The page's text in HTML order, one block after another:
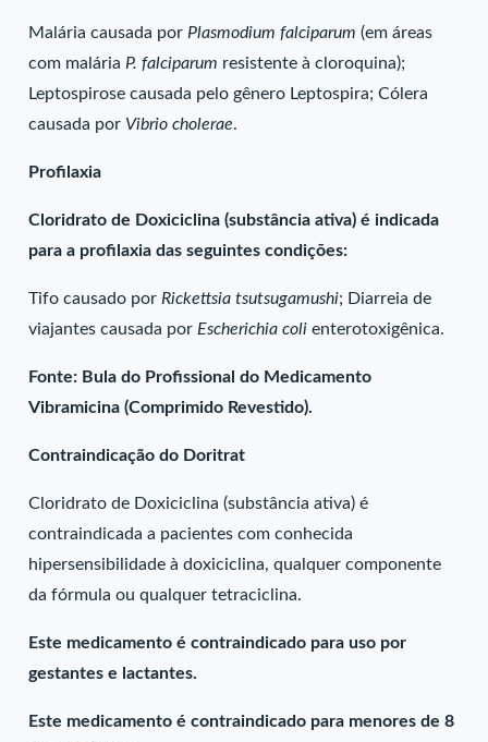
Malária causada por Plasmodium falciparum (em áreas
com malária P. falciparum resistente à cloroquina);
Leptospirose causada pelo gênero Leptospira; Cólera
causada por Vibrio cholerae.
Profilaxia
Cloridrato de Doxiciclina (substância ativa) é indicada
para a profilaxia das seguintes condições:
Tifo causado por Rickettsia tsutsugamushi; Diarreia de
viajantes causada por Escherichia colienterotoxigênica.
Fonte: Bula do Profissional do Medicamento
Vibramicina (Comprimido Revestido).
Contraindicação do Doritrat
Cloridrato de Doxiciclina (substância ativa) é
contraindicada a pacientes com conhecida
hipersensibilidade à doxiciclina, qualquer componente
da fórmula ou qualquer tetraciclina.
Este medicamento é contraindicado para uso por
gestantes e lactantes.
Este medicamento é contraindicado para menores de 8